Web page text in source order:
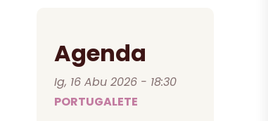
Agenda
Ig, 16 Abu 2026 - 18:30
PORTUGALETE